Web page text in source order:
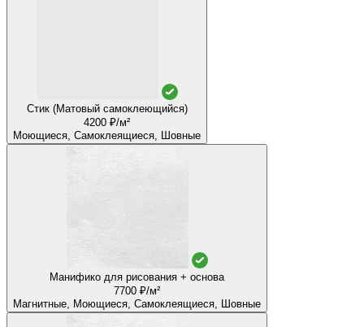
Стик (Матовый самоклеющийся)
4200 ₽/м²
Моющиеся, Самоклеящиеся, Шовные
Манифико для рисования + основа
7700 ₽/м²
Магнитные, Моющиеся, Самоклеящиеся, Шовные